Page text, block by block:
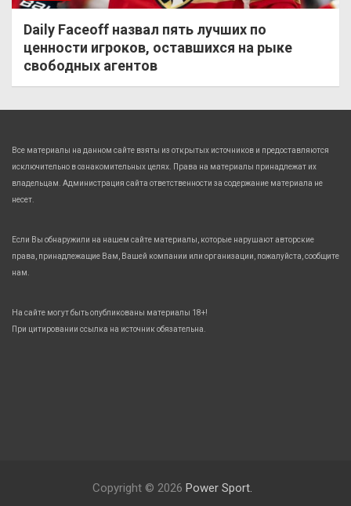
Daily Faceoff назвал пять лучших по
ценности игроков, оставшихся на рыке
свободных агентов
Все материалы на данном сайте взяты из открытых источников и предоставляются
исключительно в ознакомительных целях. Права на материалы принадлежат их
владельцам. Администрация сайта ответственности за содержание материала не
несет.
Если Вы обнаружили на нашем сайте материалы, которые нарушают авторские
права, принадлежащие Вам, Вашей компании или организации, пожалуйста, сообщите
нам.
На сайте могут быть опубликованы материалы 18+!
При цитировании ссылка на источник обязательна.
Copyright © 2026 Power Sport.